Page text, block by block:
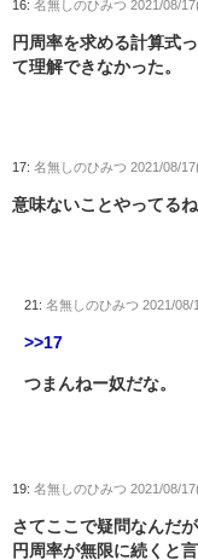
16: 名無しのひみつ 2021/08/
円周率を求める計算式
て理解できなかった。
17: 名無しのひみつ 2021/08/
意味ないことやってるね
21: 名無しのひみつ 2021/08/
>>17
つまんねー奴だな。
19: 名無しのひみつ 2021/08/
さてここで疑問なんだが
円周率が無限に続くと